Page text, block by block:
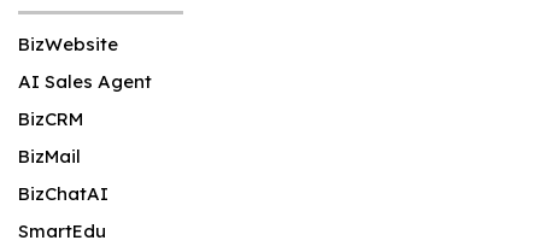
BizWebsite
AI Sales Agent
BizCRM
BizMail
BizChatAI
SmartEdu